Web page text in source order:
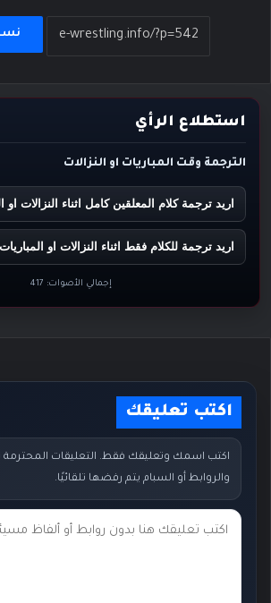
استطلاع الرأي
الترجمة وقت المباريات او النزالات
اريد ترجمة كلام المعلقين كامل اثناء النزالات او
اريد ترجمة للكلام فقط اثناء النزالات او المباريات
إجمالي الأصوات: 417
اكتب تعليقك
اكتب اسمك وتعليقك فقط. التعليقات المحترمة
والروابط أو السبام يتم رفضها تلقائيًا.
ت